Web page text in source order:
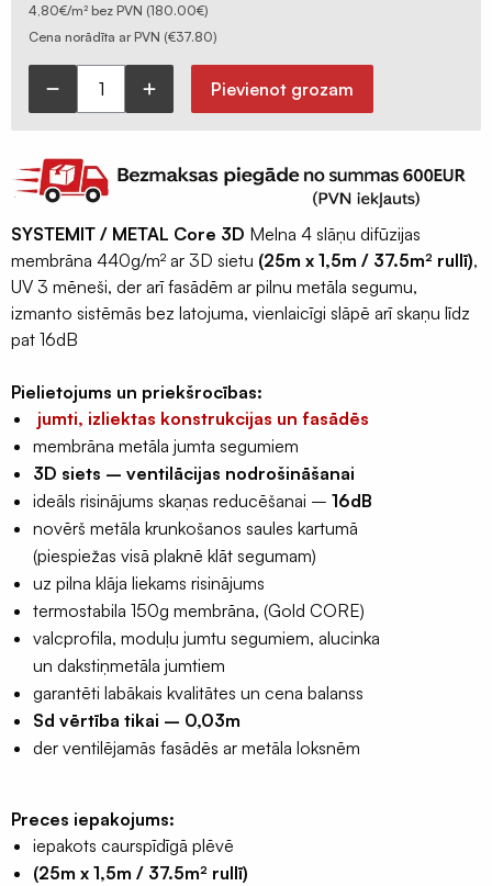
4,80€/m² bez PVN (180.00€)
Cena norādīta ar PVN (€37.80)
METAL
Core
jumta
membrāna
4
slāņi
440g/m²
1,5m
25m
37,5m²
UV
3.
mēn.
081181-
13
daudzums
Pievienot grozam
SYSTEMIT / METAL Core 3D Melna 4 slāņu difūzijas
membrāna 440g/m² ar 3D sietu (25m x 1,5m / 37.5m² rullī),
UV 3 mēneši, der arī fasādēm ar pilnu metāla segumu,
izmanto sistēmās bez latojuma, vienlaicīgi slāpē arī skaņu līdz
pat 16dB
Pielietojums un priekšrocības:
jumti, izliektas konstrukcijas un fasādēs
membrāna metāla jumta segumiem
3D siets – ventilācijas nodrošināšanai
ideāls risinājums skaņas reducēšanai – 16dB
novērš metāla krunkošanos saules kartumā
(piespiežas visā plaknē klāt segumam)
uz pilna klāja liekams risinājums
termostabila 150g membrāna, (Gold CORE)
valcprofila, moduļu jumtu segumiem, alucinka
un dakstiņmetāla jumtiem
garantēti labākais kvalitātes un cena balanss
Sd vērtība tikai – 0,03m
der ventilējamās fasādēs ar metāla loksnēm
Preces iepakojums:
iepakots caurspīdīgā plēvē
(25m x 1,5m / 37.5m² rullī)
ģeotekstils
Sastatņu
aizsargplēve,
lentas
Šuvju
pieslēgumu
lentas
Logu
montāžas
lentas
lentas
Fasādes
EPDM
Terases
lentas
Naglu
lentas
latojumam
Palīgmateriāli
Montāžu
pieslēgumu
Gruntis
virsmu
stiprināšanai